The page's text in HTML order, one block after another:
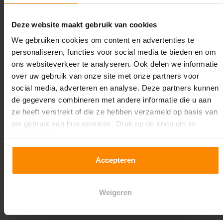
Deze website maakt gebruik van cookies
We gebruiken cookies om content en advertenties te
personaliseren, functies voor social media te bieden en om
ons websiteverkeer te analyseren. Ook delen we informatie
over uw gebruik van onze site met onze partners voor
social media, adverteren en analyse. Deze partners kunnen
de gegevens combineren met andere informatie die u aan
ze heeft verstrekt of die ze hebben verzameld op basis van
uw gebruik van hun services. Druk op de knop om te
Accepteren
Weigeren
600
Specificaties
SKU:
Netto breedte per plank:
Dikte staanders: